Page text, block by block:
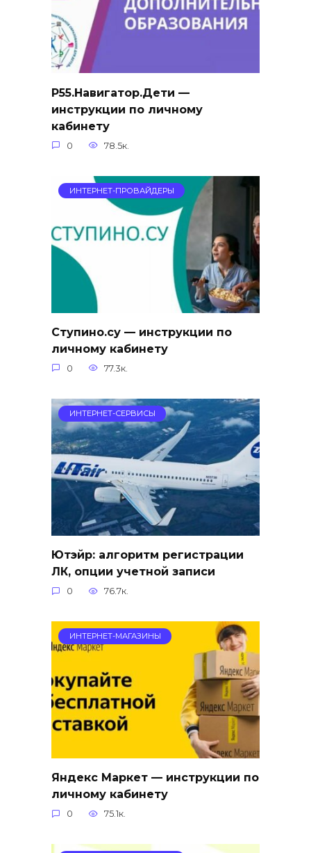
Р55.Навигатор.Дети —
инструкции по личному
кабинету
0 78.5к.
ИНТЕРНЕТ-ПРОВАЙДЕРЫ
Ступино.су — инструкции по
личному кабинету
0 77.3к.
ИНТЕРНЕТ-СЕРВИСЫ
Ютэйр: алгоритм регистрации
ЛК, опции учетной записи
0 76.7к.
ИНТЕРНЕТ-МАГАЗИНЫ
Яндекс Маркет — инструкции по
личному кабинету
0 75.1к.